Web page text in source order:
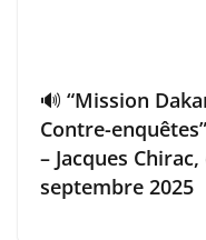
🔊 “Mission
Contre-
– Jacques
septembre 2025